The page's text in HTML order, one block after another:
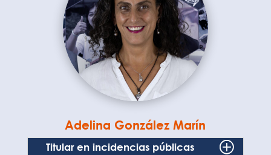
Adelina González Marín
Titular en incidencias públicas